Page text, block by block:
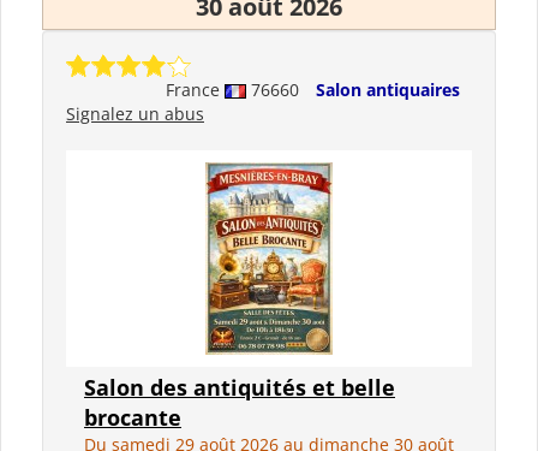
30 août 2026
France 76660
Salon antiquaires
Signalez un abus
Salon des antiquités et belle
brocante
Du samedi 29 août 2026 au dimanche 30 août